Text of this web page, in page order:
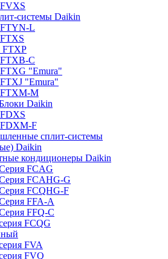
системы Daikin
FTYN-L
FTXP
C
FTXG "Emura"
"Emura"
FTXM-M
Daikin
FDXM-F
сплит-системы
Daikin
кондиционеры Daikin
FCAG
FCAHG-G
FCQHG-F
FFA-A
FFQ-C
FCQG
FVA
FVQ